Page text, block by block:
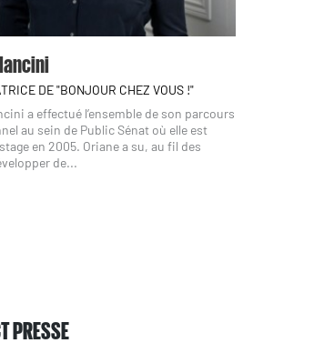
DE "BONJOUR CHEZ VOUS !"
a effectué l’ensemble de son parcours
au sein de Public Sénat où elle est
en 2005. Oriane a su, au fil des
de...
PRESSE